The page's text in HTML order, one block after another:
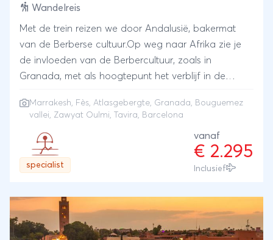
Wandelreis
Met de trein reizen we door Andalusië, bakermat
van de Berberse cultuur.Op weg naar Afrika zie je
de invloeden van de Berbercultuur, zoals in
Granada, met als hoogtepunt het verblijf in de
van Afrika naar het prachtige Marokko met zijn
paleizen, moskeeën, medina’s en soeks. steden Fez
en Marrakesh zijn meer dan de moeite waard voor
een bezoek. De Bouguemez vallei wordt door velen
comfortabele ecologische lodge in de Bouguemez
vallei in het Atlasgebergte kun je al wandelend
genieten van de verbazingwekkende natuur en
Marrakesh, Fès, Atlasgebergte, Granada, Bouguemez
vallei, Zawyat Oulmi, Tavira, Barcelona
specialist
vanaf
€ 2.295
Inclusief